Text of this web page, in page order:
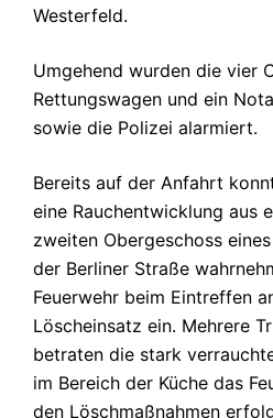
Westerfeld.
Umgehend wurden die vier
Rettungswagen und ein
sowie die Polizei alarmiert.
Bereits auf der Anfahrt
eine Rauchentwicklung aus
zweiten Obergeschoss
der Berliner Straße
Feuerwehr beim Eintreffen
Löscheinsatz ein. Mehrere
betraten die stark
im Bereich der Küche das
den Löschmaßnahmen